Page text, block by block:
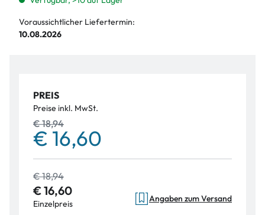
Voraussichtlicher Liefertermin:
10.08.2026
PREIS
Preise inkl. MwSt.
€ 18,94
€ 16,60
€ 18,94
€ 16,60
Einzelpreis
Angaben zum Versand